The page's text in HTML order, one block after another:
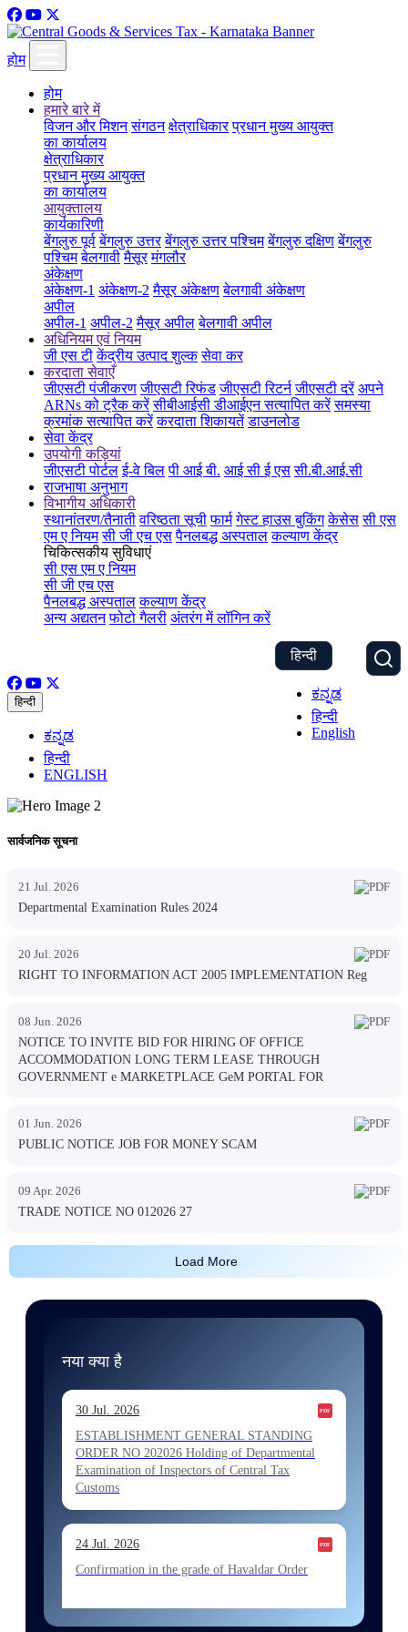
होम
होम
हमारे बारे में
विजन और मिशन संगठन क्षेत्राधिकार प्रधान मुख्य आयुक्त
का कार्यालय
क्षेत्राधिकार
प्रधान मुख्य आयुक्त
का कार्यालय
आयुक्तालय
कार्यकारिणी
बेंगलुरु पूर्व बेंगलुरु उत्तर बेंगलुरु उत्तर पश्चिम बेंगलुरु दक्षिण बेंगलुरु
पश्चिम बेलगावी मैसूर मंगलौर
अंकेक्षण
अंकेक्षण-1 अंकेक्षण-2 मैसूर अंकेक्षण बेलगावी अंकेक्षण
अपील
अपील-1 अपील-2 मैसूर अपील बेलगावी अपील
अधिनियम एवं नियम
जी एस टी केंद्रीय उत्पाद शुल्क सेवा कर
करदाता सेवाएँ
जीएसटी पंजीकरण जीएसटी रिफंड जीएसटी रिटर्न जीएसटी दरें अपने
ARNs को ट्रैक करें सीबीआईसी डीआईएन सत्यापित करें समस्या
क्रमांक सत्यापित करें करदाता शिकायतें डाउनलोड
सेवा केंद्र
उपयोगी कड़ियां
जीएसटी पोर्टल ई-वे बिल पी आई बी. आई सी ई एस सी.बी.आई.सी
राजभाषा अनुभाग
विभागीय अधिकारी
स्थानांतरण/तैनाती वरिष्ठता सूची फार्म गेस्ट हाउस बुकिंग केसेस सी एस
एम ए नियम सी जी एच एस पैनलबद्ध अस्पताल कल्याण केंद्र
चिकित्सकीय सुविधाएं
सी एस एम ए नियम
सी जी एच एस
पैनलबद्ध अस्पताल कल्याण केंद्र
अन्य अद्यतन फोटो गैलरी अंतरंग में लॉगिन करें
हिन्दी
ಕನ್ನಡ
हिन्दी
English
हिन्दी
ಕನ್ನಡ
हिन्दी
ENGLISH
सार्वजनिक सूचना
21 Jul. 2026
Departmental Examination Rules 2024
20 Jul. 2026
RIGHT TO INFORMATION ACT 2005 IMPLEMENTATION Reg
08 Jun. 2026
NOTICE TO INVITE BID FOR HIRING OF OFFICE
ACCOMMODATION LONG TERM LEASE THROUGH
GOVERNMENT e MARKETPLACE GeM PORTAL FOR
01 Jun. 2026
PUBLIC NOTICE JOB FOR MONEY SCAM
09 Apr. 2026
TRADE NOTICE NO 012026 27
Load More
नया क्या है
30 Jul. 2026
ESTABLISHMENT GENERAL STANDING
ORDER NO 202026 Holding of Departmental
Examination of Inspectors of Central Tax
Customs
24 Jul. 2026
Confirmation in the grade of Havaldar Order